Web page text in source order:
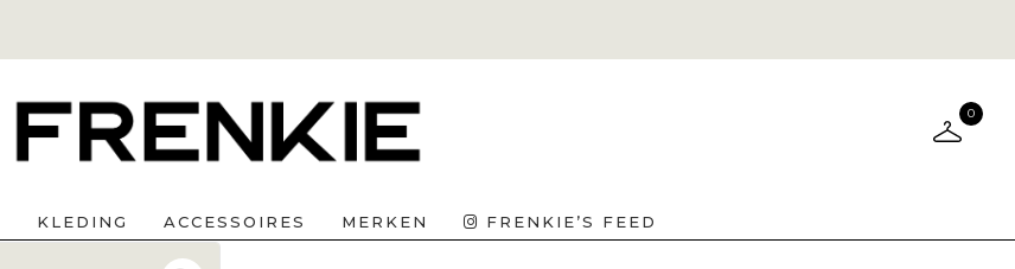
0
KLEDING ACCESSOIRES MERKEN FRENKIE’S FEED